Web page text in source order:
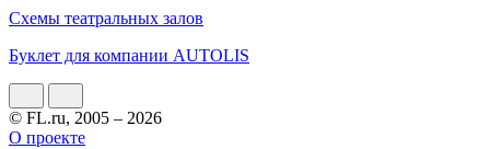
Схемы театральных залов
Буклет для компании AUTOLIS
© FL.ru, 2005 – 2026
О проекте